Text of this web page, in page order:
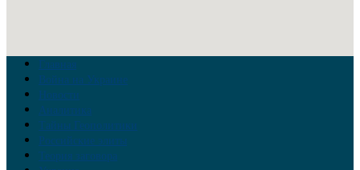
Главная
Война на Украине
Новости
Аналитика
Тайны Геополитики
Российские элиты
Теория заговора